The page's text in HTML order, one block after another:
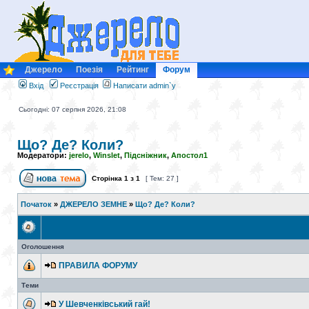
Джерело Поезія Рейтинг Форум
Вхід Реєстрація Написати admin`у
Сьогодні: 07 серпня 2026, 21:08
Що? Де? Коли?
Модератори: jerelo, Winslet, Підсніжник, Апостол1
Сторінка 1 з 1 [ Тем: 27 ]
Початок » ДЖЕРЕЛО ЗЕМНЕ » Що? Де? Коли?
Оголошення
ПРАВИЛА ФОРУМУ
Теми
У Шевченківський гай!